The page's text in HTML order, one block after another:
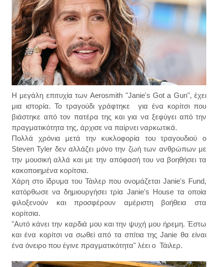
Η μεγάλη επιτυχία των Aerosmith "Janie's Got a Gun", έχει
μια ιστορία. Το τραγούδι γράφτηκε για ένα κορίτσι που
βιάστηκε από τον πατέρα της και για να ξεφύγει από την
πραγματικότητα της, άρχισε να παίρνει ναρκωτικά.
Πολλά χρόνια μετά την κυκλοφορία του τραγουδιού ο
Steven Tyler δεν αλλάζει μόνο την ζωή των ανθρώπων με
την μουσική αλλά και με την απόφασή του να βοηθήσει τα
κακοποιημένα κορίτσια.
Χάρη στο ίδρυμα του Τάιλερ που ονομάζεται Janie's Fund,
κατόρθωσε να δημιουργήσει τρία Janie's House τα οποία
φιλοξενούν και προσφέρουν αμέριστη βοήθεια στα
κορίτσια.
"Αυτό κάνει την καρδιά μου και την ψυχή μου ήρεμη. Έστω
και ένα κορίτσι να σωθεί από τα σπίτια της Janie θα είναι
ένα όνειρο που έγινε πραγματικότητα" λέει ο Τάιλερ.